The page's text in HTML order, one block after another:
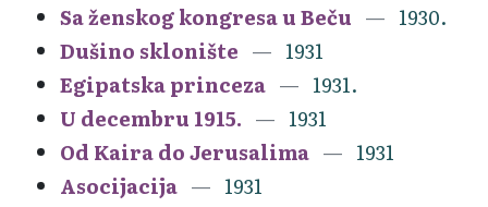
Sa ženskog kongresa u Beču
1930.
Dušino sklonište
1931
Egipatska princeza
1931.
U decembru 1915.
1931
Od Kaira do Jerusalima
1931
Asocijacija
1931